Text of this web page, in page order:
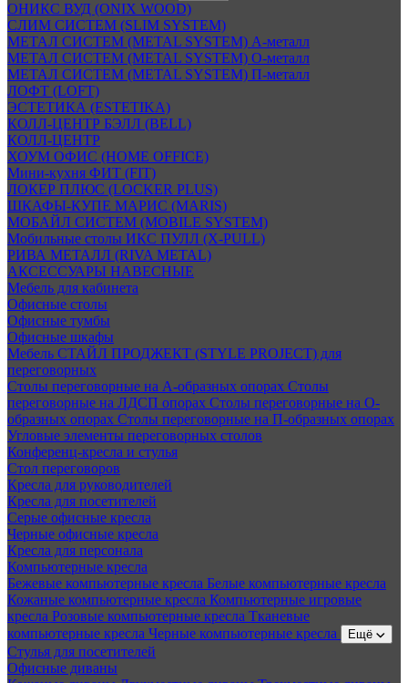
ОНИКС ВУД (ONIX WOOD)
СЛИМ СИСТЕМ (SLIM SYSTEM)
МЕТАЛ СИСТЕМ (METAL SYSTEM) А-металл
МЕТАЛ СИСТЕМ (METAL SYSTEM) О-металл
МЕТАЛ СИСТЕМ (METAL SYSTEM) П-металл
ЛОФТ (LOFT)
ЭСТЕТИКА (ESTETIKA)
КОЛЛ-ЦЕНТР БЭЛЛ (BELL)
КОЛЛ-ЦЕНТР
ХОУМ ОФИС (HOME OFFICE)
Мини-кухня ФИТ (FIT)
ЛОКЕР ПЛЮС (LOCKER PLUS)
ШКАФЫ-КУПЕ МАРИС (MARIS)
МОБАЙЛ СИСТЕМ (MOBILE SYSTEM)
Мобильные столы ИКС ПУЛЛ (X-PULL)
РИВА МЕТАЛЛ (RIVA METAL)
АКСЕССУАРЫ НАВЕСНЫЕ
Мебель для кабинета
Офисные столы
Офисные тумбы
Офисные шкафы
Мебель СТАЙЛ ПРОДЖЕКТ (STYLE PROJECT) для
переговорных
Столы переговорные на А-образных опорах Столы
переговорные на ЛДСП опорах Столы переговорные на О-
образных опорах Столы переговорные на П-образных опорах
Угловые элементы переговорных столов
Конференц-кресла и стулья
Стол переговоров
Кресла для руководителей
Кресла для посетителей
Серые офисные кресла
Черные офисные кресла
Кресла для персонала
Компьютерные кресла
Бежевые компьютерные кресла Белые компьютерные кресла
Кожаные компьютерные кресла Компьютерные игровые
кресла Розовые компьютерные кресла Тканевые
компьютерные кресла Черные компьютерные кресла Ещё
Стулья для посетителей
Офисные диваны